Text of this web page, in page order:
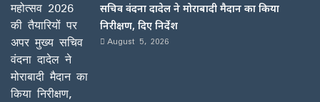
सचिव वंदना दादेल ने मोराबादी मैदान का किया
निरीक्षण, दिए निर्देश
August 5, 2026